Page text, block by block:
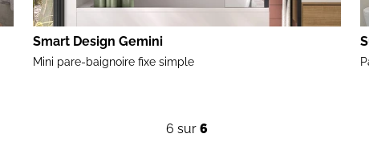
Smart Design Gemini
Mini pare-baignoire fixe simple
6 sur 6